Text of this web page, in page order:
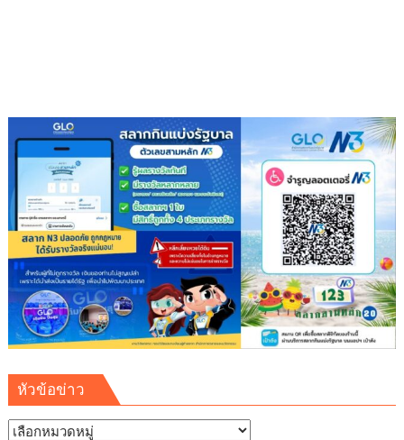
หัวข้อข่าว
หัวข้อ